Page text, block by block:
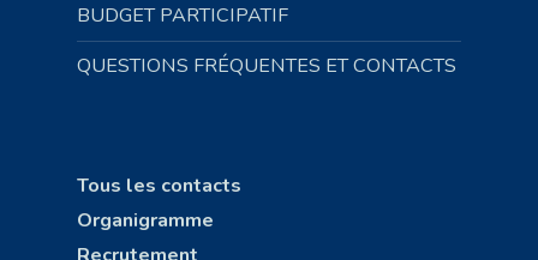
BUDGET PARTICIPATIF
QUESTIONS FRÉQUENTES ET CONTACTS
Tous les contacts
Organigramme